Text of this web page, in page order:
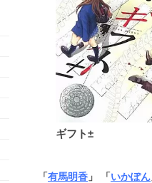
ギフト±
「有馬明香 」 「いかぽん